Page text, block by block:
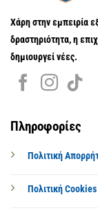
Χάρη στην εμπειρία
δραστηριότητα, η
δημιουργεί νέες.
Πληροφορίες
Πολιτική
Πολιτική Cookies